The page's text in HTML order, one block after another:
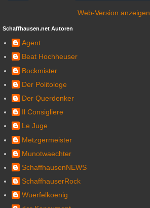
Web-Version anzeigen
Schaffhausen.net Autoren
Agent
Beat Hochheuser
Bockmister
Der Politologe
Der Querdenker
Il Consigliere
Le Juge
Metzgermeister
Munotwaechter
SchaffhausenNEWS
SchaffhauserRock
Wuerfelkoenig